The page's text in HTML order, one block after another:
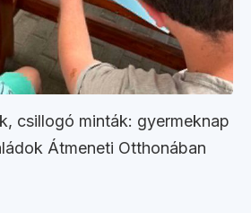
csillogó minták: gyermeknap
Átmeneti Otthonában